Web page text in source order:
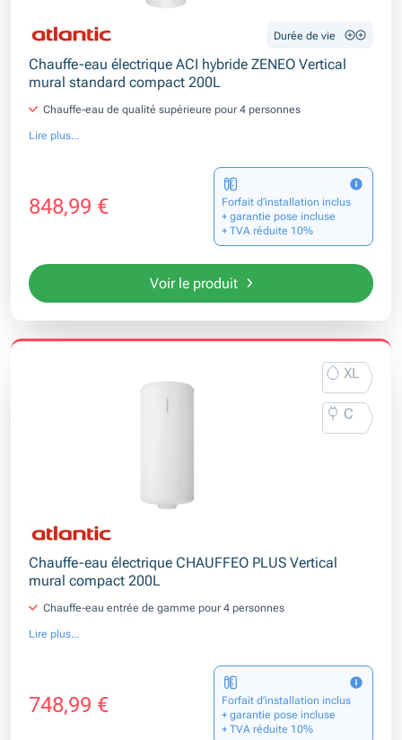
Durée de vie
Chauffe-eau électrique ACI hybride ZENEO Vertical
mural standard compact 200L
Chauffe-eau de qualité supérieure pour 4 personnes
Lire plus...
848,99 €
Forfait d’installation inclus
+ garantie pose incluse
+ TVA réduite 10%
Voir le produit
XL
C
Chauffe-eau électrique CHAUFFEO PLUS Vertical
mural compact 200L
Chauffe-eau entrée de gamme pour 4 personnes
Lire plus...
748,99 €
Forfait d’installation inclus
+ garantie pose incluse
+ TVA réduite 10%